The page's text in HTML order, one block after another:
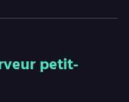
petit-